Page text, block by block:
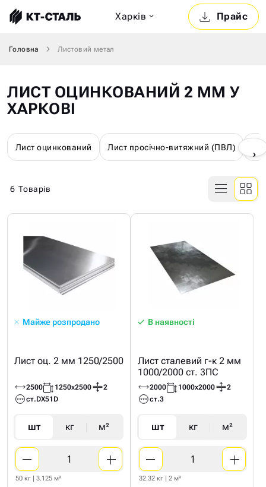
Прайс
Харкiв
Головна Листовий метал
ЛИСТ ОЦИНКОВАНИЙ 2 ММ У
ХАРКОВІ
Лист оцинкований Лист просічно-витяжний (ПВЛ)
›
6 Товарів
Майже розпродано
Лист оц. 2 мм 1250/2500
2500 1250х2500
2
ст.DX51D
шт кг м²
50 кг | 3.125 м²
В наявності
Лист сталевий г-к 2 мм
1000/2000 ст. 3ПС
2000 1000х2000
2
ст.3
шт кг м²
32.32 кг | 2 м²